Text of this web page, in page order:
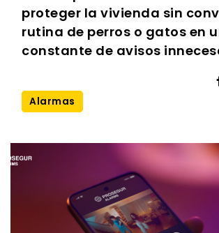
proteger la vivienda sin
rutina de perros o gatos en
constante de avisos
Alarmas